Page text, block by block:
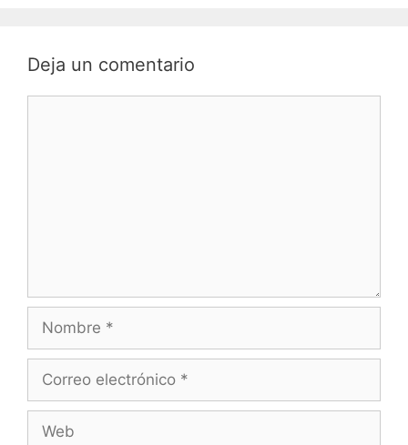
Deja un comentario